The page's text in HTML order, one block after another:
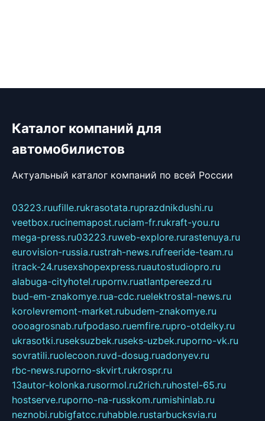
Каталог компаний для
автомобилистов
Актуальный каталог компаний по всей России
03223.ruufille.rukrasotata.ruprazdnikdushi.ru
veetbox.rucinemapost.ruciam-fr.rukraft-you.ru
mega-press.ru03223.ruweb-explore.rurastenuya.ru
eurovision-russia.rustrah-news.rufreeride-team.ru
itrack-24.rusexshopexpress.ruautostudiopro.ru
alabuga-cityhotel.rupornv.ruatlantpereezd.ru
bud-em-znakomye.rua-cdc.ruelektrostal-news.ru
korolevremont-market.rubudem-znakomye.ru
oooagrosnab.rufpodaso.ruemfire.rupro-otdelky.ru
ukrasotki.ruseksuzbek.ruseks-uzbek.ruporno-vk.ru
sovratili.ruolecoon.ruvd-dosug.ruadonyev.ru
rbc-news.ruporno-skvirt.rukrospr.ru
13autor-kolonka.rusormol.ru2rich.ruhostel-65.ru
hostserve.ruporno-na-russkom.rumishinlab.ru
neznobi.rubigfatcc.ruhabble.rustarbucksvia.ru